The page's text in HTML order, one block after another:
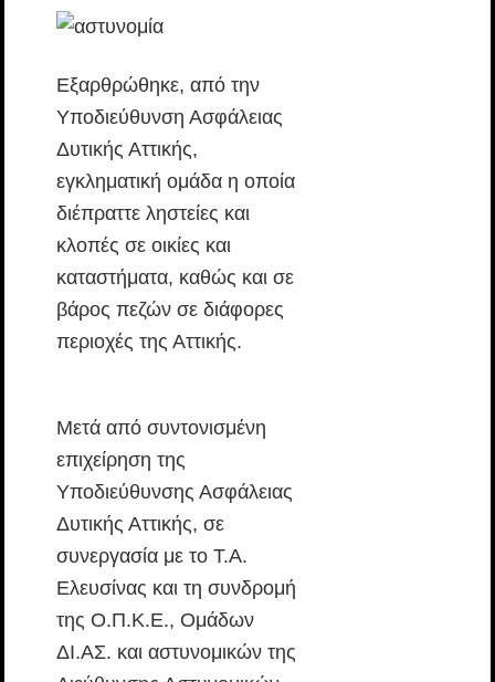
Εξαρθρώθηκε, από την
Υποδιεύθυνση Ασφάλειας
Δυτικής Αττικής,
εγκληματική ομάδα η οποία
διέπραττε ληστείες και
κλοπές σε οικίες και
καταστήματα, καθώς και σε
βάρος πεζών σε διάφορες
περιοχές της Αττικής.
Μετά από συντονισμένη
επιχείρηση της
Υποδιεύθυνσης Ασφάλειας
Δυτικής Αττικής, σε
συνεργασία με το Τ.Α.
Ελευσίνας και τη συνδρομή
της Ο.Π.Κ.Ε., Ομάδων
ΔΙ.ΑΣ. και αστυνομικών της